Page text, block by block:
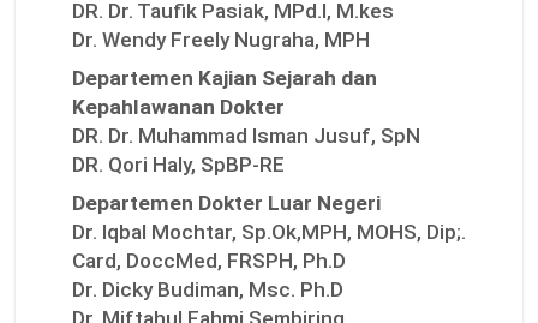
DR. Dr. Taufik Pasiak, MPd.I, M.kes
Dr. Wendy Freely Nugraha, MPH
Departemen Kajian Sejarah dan
Kepahlawanan Dokter
DR. Dr. Muhammad Isman Jusuf, SpN
DR. Qori Haly, SpBP-RE
Departemen Dokter Luar Negeri
Dr. Iqbal Mochtar, Sp.Ok,MPH, MOHS, Dip;.
Card, DoccMed, FRSPH, Ph.D
Dr. Dicky Budiman, Msc. Ph.D